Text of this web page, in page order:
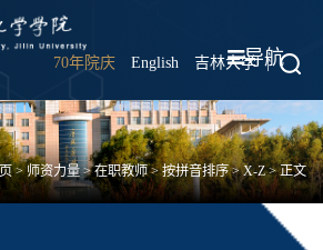
70年院庆 English 吉林大学 |
导航
>师资力量>在职教师>按拼音排序>X-Z> 正文